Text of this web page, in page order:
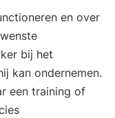
van de
krijgt u
bespreken
deelnemer krijgt
adviezen.
en over
bij het
kan ondernemen.
een training of